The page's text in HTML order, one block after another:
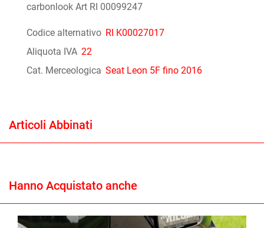
carbonlook Art RI 00099247
Codice alternativo RI K00027017
Aliquota IVA 22
Cat. Merceologica Seat Leon 5F fino 2016
Articoli Abbinati
Hanno Acquistato anche